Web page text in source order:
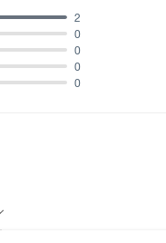
0
0
0
0
2